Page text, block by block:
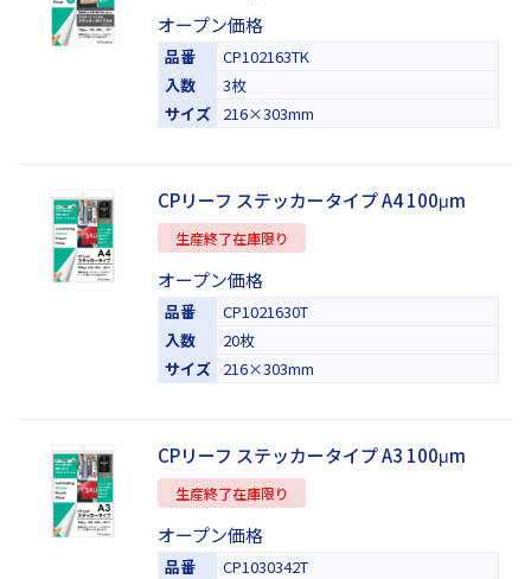
オープン価格
品番
CP102163TK
入数
3枚
サイズ 216×303mm
CPリーフ ステッカータイプ A4 100μm
生産終了在庫限り
オープン価格
品番
CP1021630T
入数
20枚
サイズ 216×303mm
CPリーフ ステッカータイプ A3 100μm
生産終了在庫限り
オープン価格
品番
CP1030342T